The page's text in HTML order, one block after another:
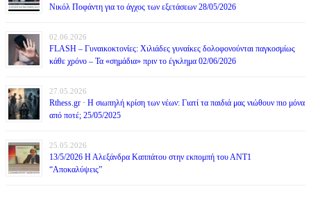
Νικόλ Ποφάντη για το άγχος των εξετάσεων 28/05/2026
02.06.2026
FLASH – Γυναικοκτονίες: Χιλιάδες γυναίκες δολοφονούνται παγκοσμίως
κάθε χρόνο – Τα «σημάδια» πριν το έγκλημα 02/06/2026
27.05.2026
Rthess.gr · Η σιωπηλή κρίση των νέων: Γιατί τα παιδιά μας νιώθουν πιο μόνα
από ποτέ; 25/05/2025
25.05.2026
13/5/2026 Η Αλεξάνδρα Καππάτου στην εκπομπή του ΑΝΤ1
“Αποκαλύψεις”